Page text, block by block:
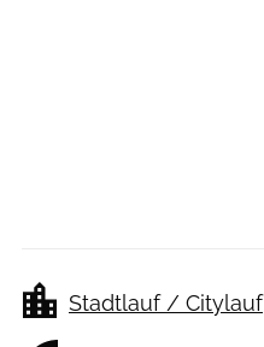
Stadtlauf / Citylauf